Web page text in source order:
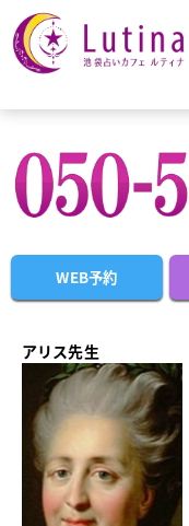
WEB予約
アリス先生